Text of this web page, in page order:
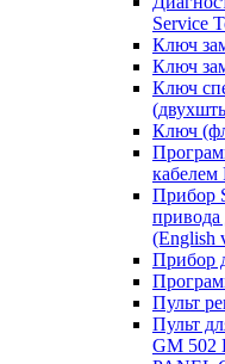
Service
Ключ
Ключ
Ключ
Ключ
Прибор
(English
Прибор
Пульт
Пульт
GM 502